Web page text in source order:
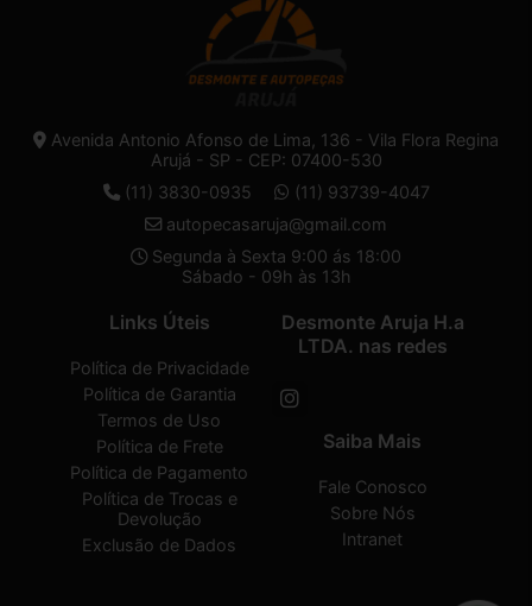
Avenida Antonio Afonso de Lima, 136 - Vila Flora Regina
Arujá - SP - CEP: 07400-530
(11) 3830-0935
(11) 93739-4047
autopecasaruja@gmail.com
Segunda à Sexta 9:00 ás 18:00
Sábado - 09h às 13h
Links Úteis
Política de Privacidade
Política de Garantia
Termos de Uso
Política de Frete
Política de Pagamento
Política de Trocas e
Devolução
Exclusão de Dados
Desmonte Aruja H.a
LTDA. nas redes
Saiba Mais
Fale Conosco
Sobre Nós
Intranet